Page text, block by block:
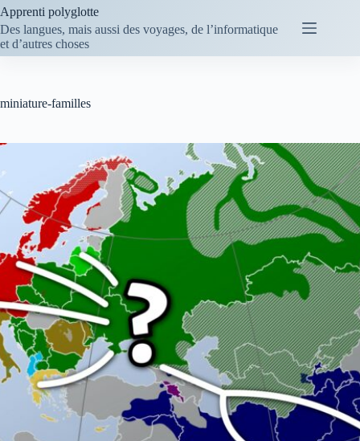
Passer
au
contenu
Apprenti polyglotte
Des langues, mais aussi des voyages, de l’informatique
et d’autres choses
miniature-familles